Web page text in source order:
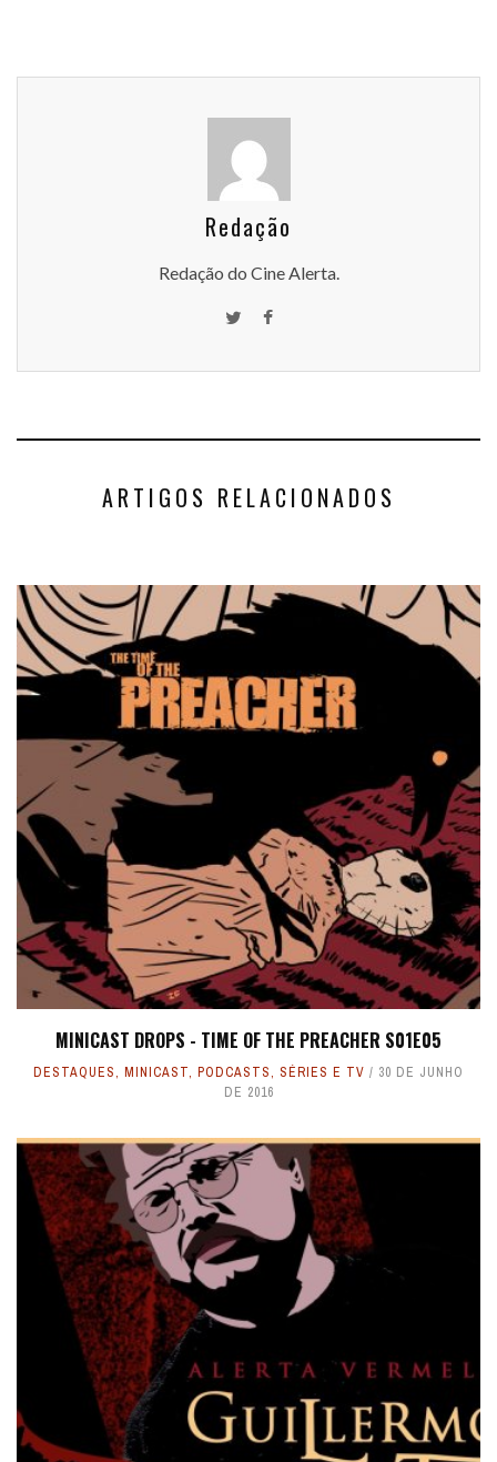
Redação
Redação do Cine Alerta.
ARTIGOS RELACIONADOS
MINICAST DROPS - TIME OF THE PREACHER S01E05
DESTAQUES, MINICAST, PODCASTS, SÉRIES E TV
30 DE JUNHO
DE 2016